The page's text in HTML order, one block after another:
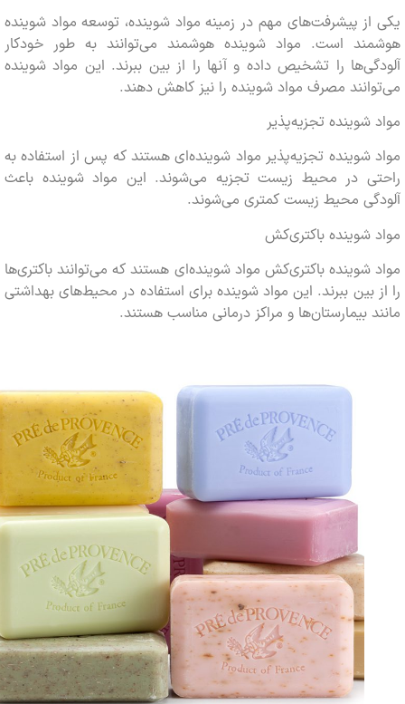
پیشرفت‌های مهم در زمینه مواد شوینده، توسعه مواد شوینده
است. مواد شوینده هوشمند می‌توانند به طور خودکار
را تشخیص داده و آنها را از بین ببرند. این مواد شوینده
مصرف مواد شوینده را نیز کاهش دهند.
تجزیه‌پذیر
شوینده تجزیه‌پذیر مواد شوینده‌ای هستند که پس از استفاده به
در محیط زیست تجزیه می‌شوند. این مواد شوینده باعث
محیط زیست کمتری می‌شوند.
شوینده باکتری‌کش
باکتری‌کش مواد شوینده‌ای هستند که می‌توانند باکتری‌ها
بین ببرند. این مواد شوینده برای استفاده در محیط‌های بهداشتی
بیمارستان‌ها و مراکز درمانی مناسب هستند.